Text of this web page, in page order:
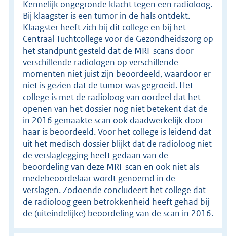
Kennelijk ongegronde klacht tegen een radioloog.
Bij klaagster is een tumor in de hals ontdekt.
Klaagster heeft zich bij dit college en bij het
Centraal Tuchtcollege voor de Gezondheidszorg op
het standpunt gesteld dat de MRI-scans door
verschillende radiologen op verschillende
momenten niet juist zijn beoordeeld, waardoor er
niet is gezien dat de tumor was gegroeid. Het
college is met de radioloog van oordeel dat het
openen van het dossier nog niet betekent dat de
in 2016 gemaakte scan ook daadwerkelijk door
haar is beoordeeld. Voor het college is leidend dat
uit het medisch dossier blijkt dat de radioloog niet
de verslaglegging heeft gedaan van de
beoordeling van deze MRI-scan en ook niet als
medebeoordelaar wordt genoemd in de
verslagen. Zodoende concludeert het college dat
de radioloog geen betrokkenheid heeft gehad bij
de (uiteindelijke) beoordeling van de scan in 2016.